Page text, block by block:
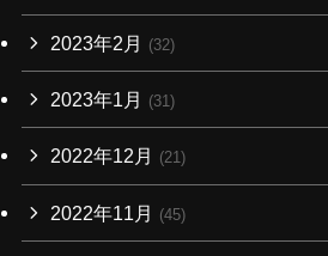
2023年2月 (32)
2023年1月 (31)
2022年12月 (21)
2022年11月 (45)